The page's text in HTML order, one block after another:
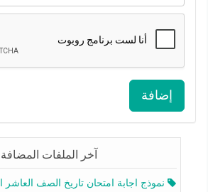
إضافة
آخر الملفات المضافة
نموذج اجابة امتحان تاريخ الصف العاشر الفصل